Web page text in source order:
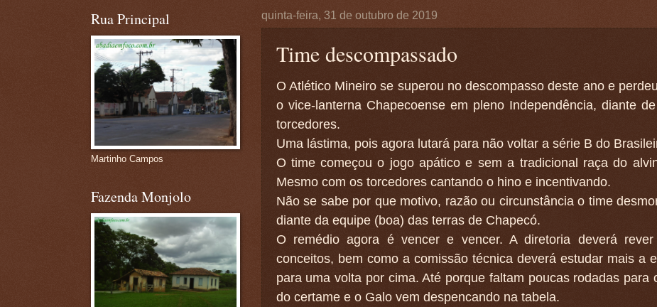
quinta-feira, 31 de outubro de 2019
Time descompassado
O Atlético Mineiro se superou no descompasso deste ano e
o vice-lanterna Chapecoense em pleno Independência, diante
torcedores.
Uma lástima, pois agora lutará para não voltar a série B do
O time começou o jogo apático e sem a tradicional raça do
Mesmo com os torcedores cantando o hino e incentivando.
Não se sabe por que motivo, razão ou circunstância o time
diante da equipe (boa) das terras de Chapecó.
O remédio agora é vencer e vencer. A diretoria deverá
conceitos, bem como a comissão técnica deverá estudar mais a
para uma volta por cima. Até porque faltam poucas rodadas para
do certame e o Galo vem despencando na tabela.
Rua Principal
Martinho Campos
Fazenda Monjolo